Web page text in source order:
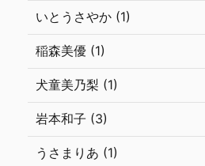
いとうさやか (1)
稲森美優 (1)
犬童美乃梨 (1)
岩本和子 (3)
うさまりあ (1)